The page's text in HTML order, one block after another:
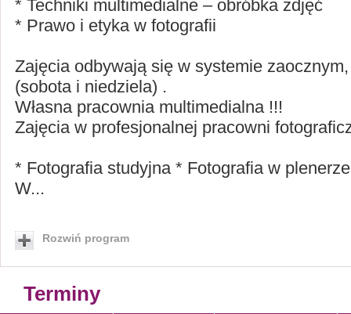
* Techniki multimedialne – obróbka zdjęć
* Prawo i etyka w fotografii
Zajęcia odbywają się w systemie
(sobota i niedziela) .
Własna pracownia multimedialna !!!
Zajęcia w profesjonalnej pracowni
* Fotografia studyjna * Fotografia w
W...
Rozwiń program
Terminy